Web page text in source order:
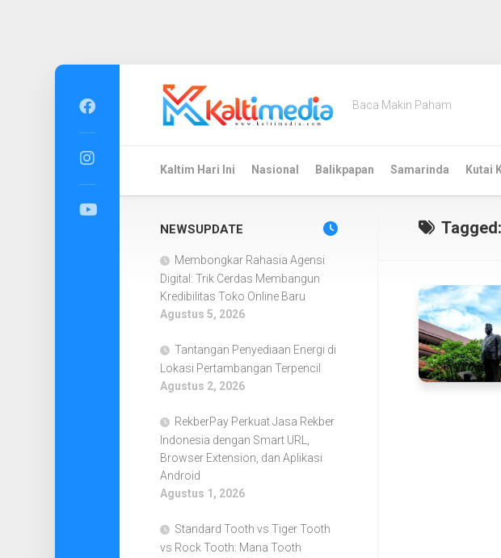
Baca Makin Paham
Kaltim Hari Ini Nasional Balikpapan Samarinda Kutai
Tagged:
NEWSUPDATE
Membongkar Rahasia Agensi
Digital: Trik Cerdas Membangun
Kredibilitas Toko Online Baru
Agustus 5, 2026
Tantangan Penyediaan Energi di
Lokasi Pertambangan Terpencil
Agustus 2, 2026
RekberPay Perkuat Jasa Rekber
Indonesia dengan Smart URL,
Browser Extension, dan Aplikasi
Android
Agustus 1, 2026
Standard Tooth vs Tiger Tooth
vs Rock Tooth: Mana Tooth